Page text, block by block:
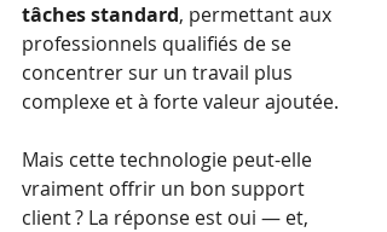
tâches standard, permettant aux
professionnels qualifiés de se
concentrer sur un travail plus
complexe et à forte valeur ajoutée.
Mais cette technologie peut-elle
vraiment offrir un bon support
client ? La réponse est oui — et,